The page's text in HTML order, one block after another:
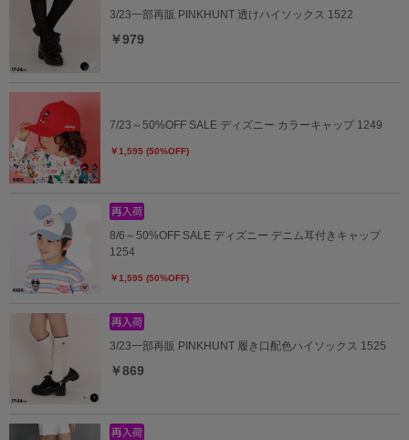
3/23一部再販 PINKHUNT 透けハイソックス 1522
￥979
7/23～50%OFF SALE ディズニー カラーキャップ 1249
￥1,595 (50%OFF)
8/6～50%OFF SALE ディズニー デニム耳付きキャップ
1254
￥1,595 (50%OFF)
3/23一部再販 PINKHUNT 履き口配色ハイソックス 1525
￥869